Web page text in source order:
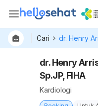
Cari
dr. Henry
Sp.JP, FIHA
Kardiologi